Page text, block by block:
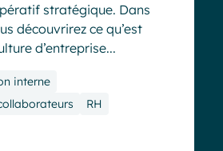
stratégique. Dans
découvrirez ce qu’est
d’entreprise...
interne
RH